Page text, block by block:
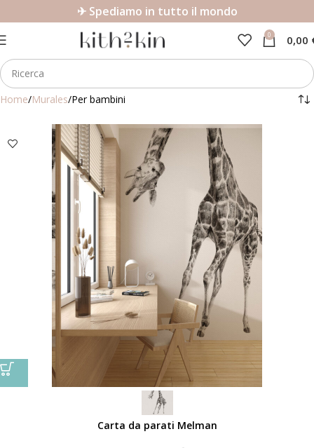
✈ Spediamo in tutto il mondo
0 0,00
Home Murales Per bambini
Carta da parati Melman